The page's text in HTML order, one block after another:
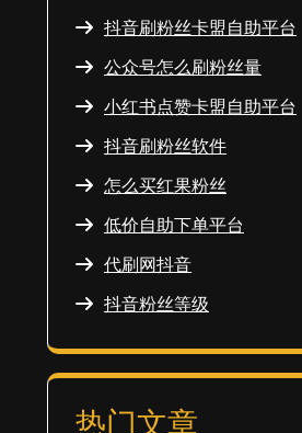
抖音刷粉丝卡盟自助平台
公众号怎么刷粉丝量
小红书点赞卡盟自助平台
抖音刷粉丝软件
怎么买红果粉丝
低价自助下单平台
代刷网抖音
抖音粉丝等级
热门文章